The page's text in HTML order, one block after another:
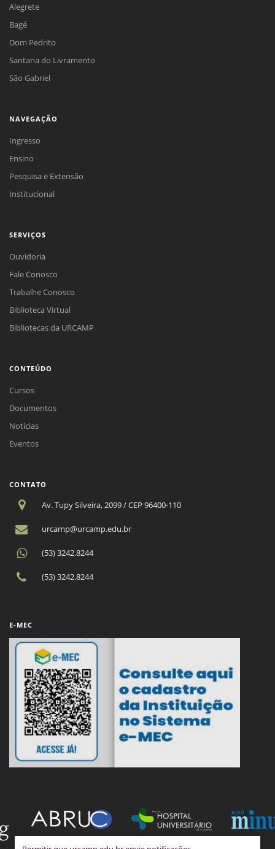
Alegrete
Bagé
Dom Pedrito
Santana do Livramento
São Gabriel
NAVEGAÇÃO
Ingresso
Ensino
Pesquisa e Extensão
Institucional
SERVIÇOS
Ouvidoria
Fale Conosco
Trabalhe Conosco
Biblioteca Virtual
Bibliotecas da URCAMP
CONTEÚDO
Cursos
Documentos
Notícias
Eventos
CONTATO
Av. Tupy Silveira, 2099 / CEP 96400-110
urcamp@urcamp.edu.br
(53) 3242.8244
(53) 3242.8244
E-MEC